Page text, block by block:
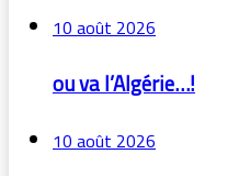
10 août 2026
ou va l’Algérie…!
10 août 2026